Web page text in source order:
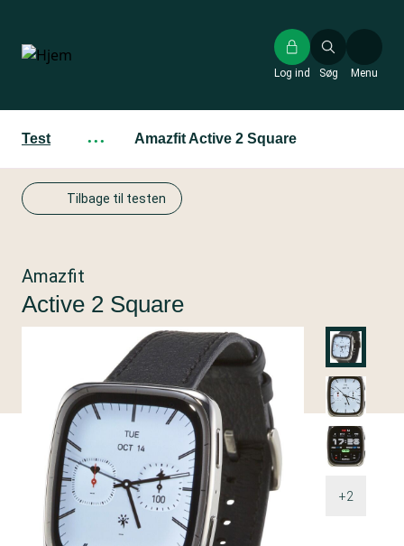
hovedindhold
Søg
Log ind Menu
Test ··· Amazfit Active 2 Square
Tilbage til testen
+2
Amazfit
Active 2 Square